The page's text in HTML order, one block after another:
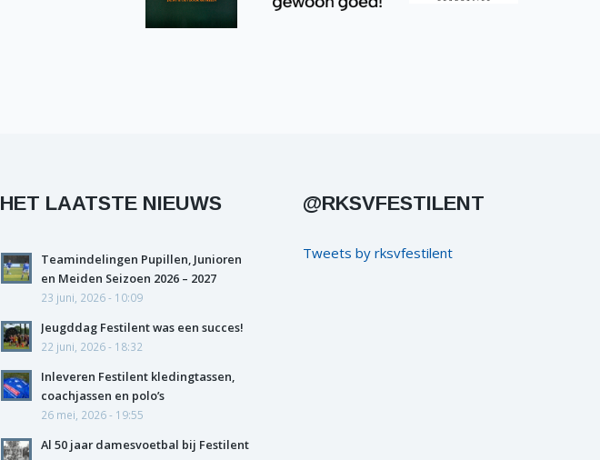
HET LAATSTE NIEUWS
Teamindelingen Pupillen, Junioren
en Meiden Seizoen 2026 – 2027
23 juni, 2026 - 10:09
Jeugddag Festilent was een succes!
22 juni, 2026 - 18:32
Inleveren Festilent kledingtassen,
coachjassen en polo’s
26 mei, 2026 - 19:55
Al 50 jaar damesvoetbal bij Festilent
@RKSVFESTILENT
Tweets by rksvfestilent